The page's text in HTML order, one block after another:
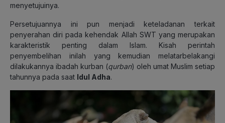
menyetujuinya.
Persetujuannya ini pun menjadi keteladanan terkait
penyerahan diri pada kehendak Allah SWT yang merupakan
karakteristik penting dalam Islam. Kisah perintah
penyembelihan inilah yang kemudian melatarbelakangi
dilakukannya ibadah kurban (qurban) oleh umat Muslim setiap
tahunnya pada saat Idul Adha.